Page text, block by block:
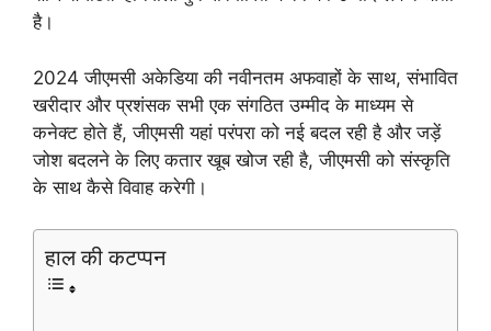
है।
2024 जीएमसी अकेडिया की नवीनतम अफवाहों के साथ, संभावित
खरीदार और प्रशंसक सभी एक संगठित उम्मीद के माध्यम से
कनेक्ट होते हैं, जीएमसी यहां परंपरा को नई बदल रही है और जड़ें
जोश बदलने के लिए कतार खूब खोज रही है, जीएमसी को संस्कृति
के साथ कैसे विवाह करेगी।
हाल की कटप्पन